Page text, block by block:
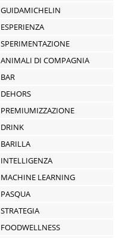
GUIDAMICHELIN
ESPERIENZA
SPERIMENTAZIONE
ANIMALI DI COMPAGNIA
BAR
DEHORS
PREMIUMIZZAZIONE
DRINK
BARILLA
INTELLIGENZA
MACHINE LEARNING
PASQUA
STRATEGIA
FOODWELLNESS